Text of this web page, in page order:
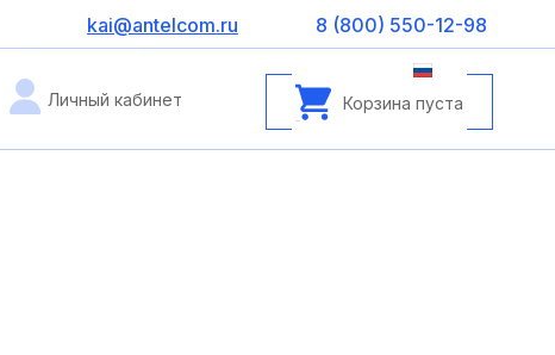
8 (800) 550-12-98
kai@antelcom.ru
Корзина пуста
Личный кабинет